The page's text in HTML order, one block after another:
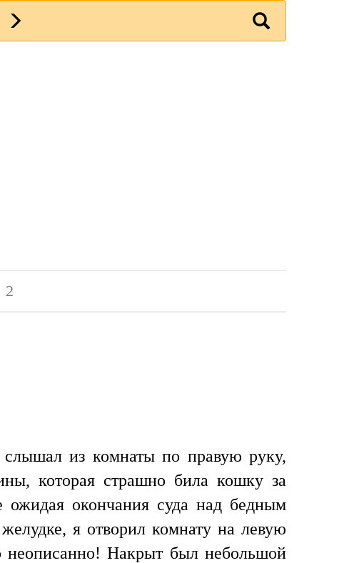
2
из комнаты по правую руку,
которая страшно била кошку за
ожидая окончания суда над бедным
я отворил комнату на левую
Накрыт был небольшой